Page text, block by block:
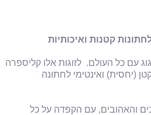
קטנות ואיכותיות
עם כל העולם. לזוגות אלו קליספרה
(יחסית) ואינטימי לחתונה
והאהובים, עם הקפדה על כל